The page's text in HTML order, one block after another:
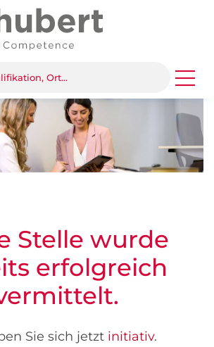
Stelle wurde
erfolgreich
Sie sich jetzt initiativ.